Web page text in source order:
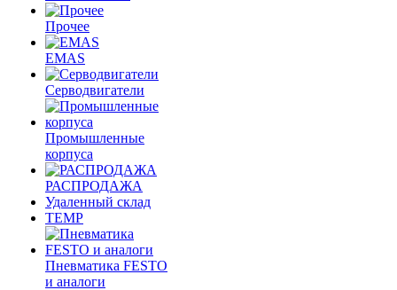
Прочее
EMAS
Cерводвигатели
Промышленные
корпуса
РАСПРОДАЖА
Удаленный склад
TEMP
Пневматика FESTO
и аналоги